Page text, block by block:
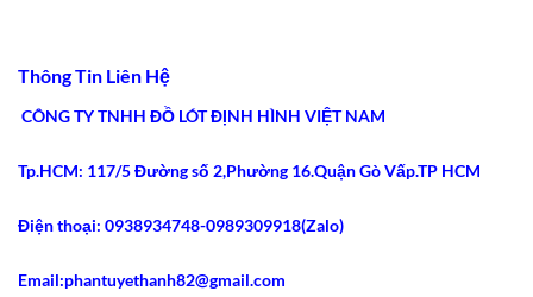
2026
Eo
Nhất
2026
Gen
Bụng
Latex
2021
Gây
Sốt
Thông Tin Liên Hệ
CÔNG TY TNHH ĐỒ LÓT ĐỊNH HÌNH VIỆT NAM
Tp.HCM: 117/5 Đường số 2,Phường 16.Quận Gò Vấp.TP HCM
Điện thoại: 0938934748-0989309918(Zalo)
Email:phantuyethanh82@gmail.com